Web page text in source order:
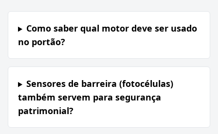
Como saber qual motor deve ser usado
no portão?
Sensores de barreira (fotocélulas)
também servem para segurança
patrimonial?